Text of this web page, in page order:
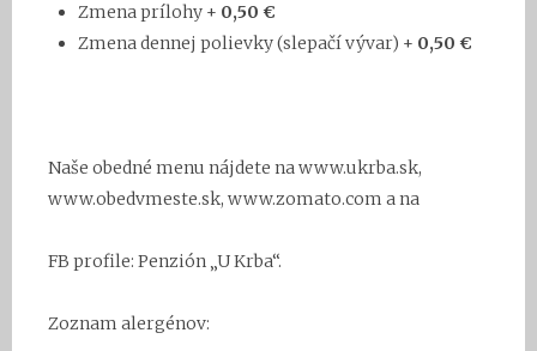
Zmena prílohy + 0,50 €
Zmena dennej polievky (slepačí vývar) + 0,50 €
Naše obedné menu nájdete na www.ukrba.sk,
www.obedvmeste.sk, www.zomato.com a na
FB profile: Penzión „U Krba“.
Zoznam alergénov: